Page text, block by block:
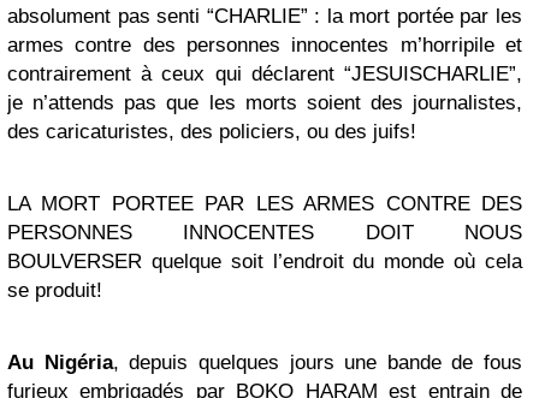
absolument pas senti “CHARLIE” : la mort portée par les
armes contre des personnes innocentes m’horripile et
contrairement à ceux qui déclarent “JESUISCHARLIE”,
je n’attends pas que les morts soient des journalistes,
des caricaturistes, des policiers, ou des juifs!
LA MORT PORTEE PAR LES ARMES CONTRE DES
PERSONNES INNOCENTES DOIT NOUS
BOULVERSER quelque soit l’endroit du monde où cela
se produit!
Au Nigéria, depuis quelques jours une bande de fous
furieux embrigadés par BOKO HARAM est entrain de